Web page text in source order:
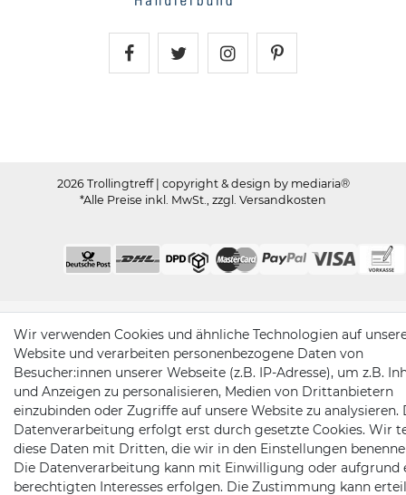
2026 Trollingtreff | copyright & design by mediaria®
*Alle Preise inkl. MwSt., zzgl. Versandkosten
Wir verwenden Cookies und ähnliche Technologien auf
Website und verarbeiten personenbezogene Daten von
Besucher:innen unserer Webseite (z.B. IP-Adresse), um z.B.
und Anzeigen zu personalisieren, Medien von Drittanbietern
einzubinden oder Zugriffe auf unsere Website zu analysieren.
Datenverarbeitung erfolgt erst durch gesetzte Cookies. Wir
diese Daten mit Dritten, die wir in den Einstellungen
Die Datenverarbeitung kann mit Einwilligung oder aufgrund
berechtigten Interesses erfolgen. Die Zustimmung kann